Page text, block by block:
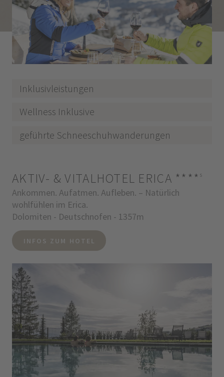
Inklusivleistungen
Wellness Inklusive
geführte Schneeschuhwanderungen
AKTIV- & VITALHOTEL ERICA **** s
Ankommen. Aufatmen. Aufleben. – Natürlich
wohlfühlen im Erica.
Dolomiten - Deutschnofen - 1357m
INFOS ZUM HOTEL